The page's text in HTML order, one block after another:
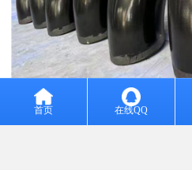
首页 在线QQ